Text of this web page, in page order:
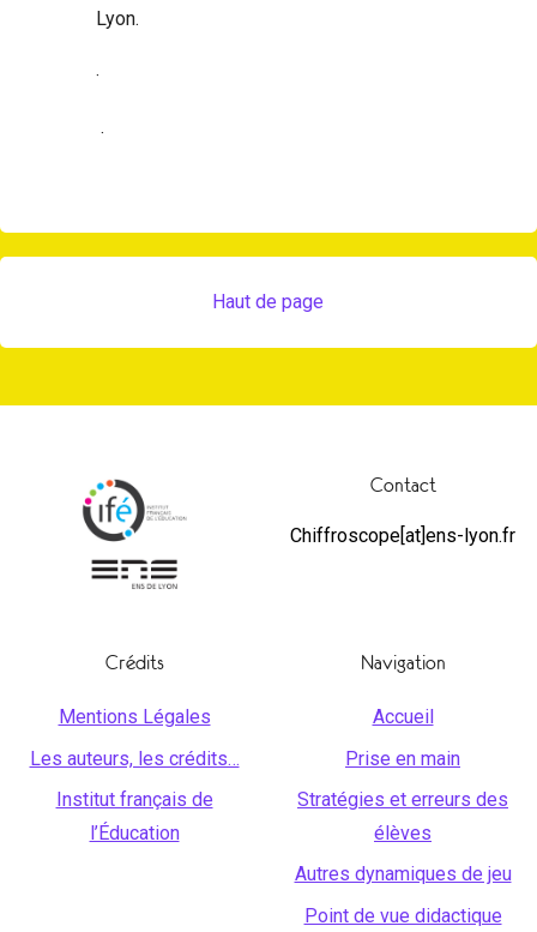
Lyon.
·
·
Haut de page
Contact
Chiffroscope[at]ens-lyon.fr
Crédits
Mentions Légales
Les auteurs, les crédits…
Institut français de
l’Éducation
Navigation
Accueil
Prise en main
Stratégies et erreurs des
élèves
Autres dynamiques de jeu
Point de vue didactique